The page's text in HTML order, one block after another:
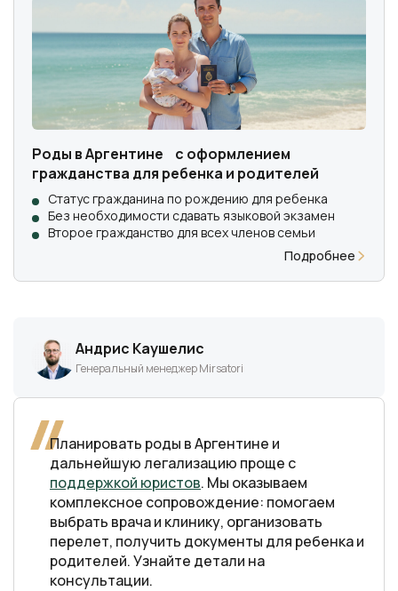
Роды в Аргентине с оформлением
гражданства для ребенка и родителей
Статус гражданина по рождению для ребенка
Без необходимости сдавать языковой экзамен
Второе гражданство для всех членов семьи
Подробнее
Андрис Каушелис
Генеральный менеджер Mirsatori
Планировать роды в Аргентине и
дальнейшую легализацию проще с
поддержкой юристов. Мы оказываем
комплексное сопровождение: помогаем
выбрать врача и клинику, организовать
перелет, получить документы для ребенка и
родителей. Узнайте детали на
консультации.